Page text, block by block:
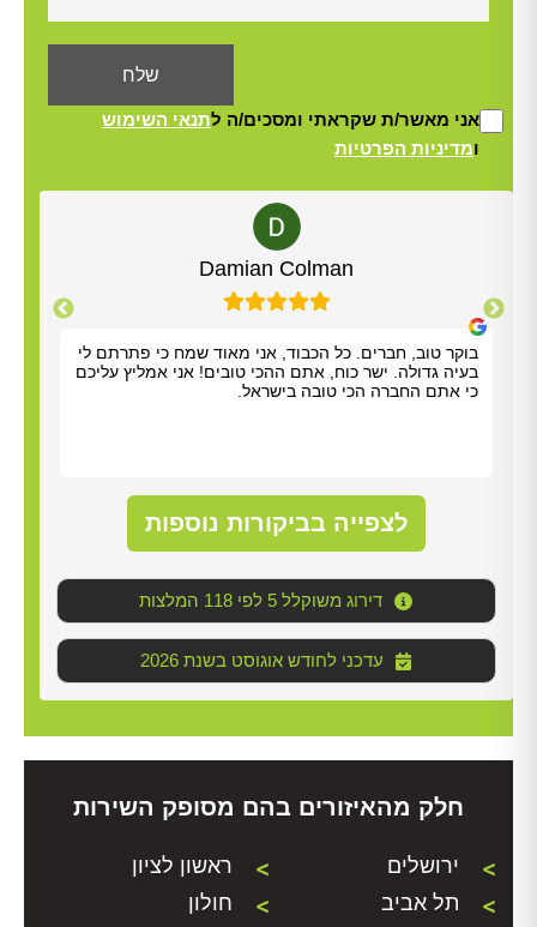
אני מאשר/ת שקראתי ומסכים/ה לתנאי השימוש
ומדיניות הפרטיות
Yisrael Woolf
תודה על כל העזרה. התרשמנו מאוד מנריה לויאני. הוא
הגיע תוך שעה, ביצע את העבודה מהר ונתן לנו הסברים
ברורים. כל הכבוד!
לצפייה בביקורות נוספות
דירוג משוקלל 5 לפי 118 המלצות
2026 עדכני לחודש אוגוסט בשנת
חלק מהאיזורים בהם מסופק השירות
ירושלים
ראשון לציון
תל אביב
חולון